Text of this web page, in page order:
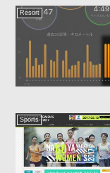
Resort
Sports